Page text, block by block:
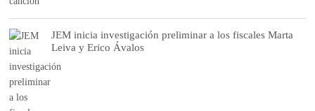
JEM inicia investigación preliminar a los fiscales Marta
Leiva y Erico Ávalos